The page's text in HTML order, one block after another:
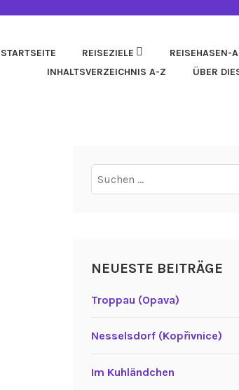
STARTSEITE REISEZIELE
REISEHASEN-
INHALTSVERZEICHNIS A-Z
ÜBER
Suchen
nach:
NEUESTE BEITRÄGE
Troppau (Opava)
Nesselsdorf (Kopřivnice)
Im Kuhländchen